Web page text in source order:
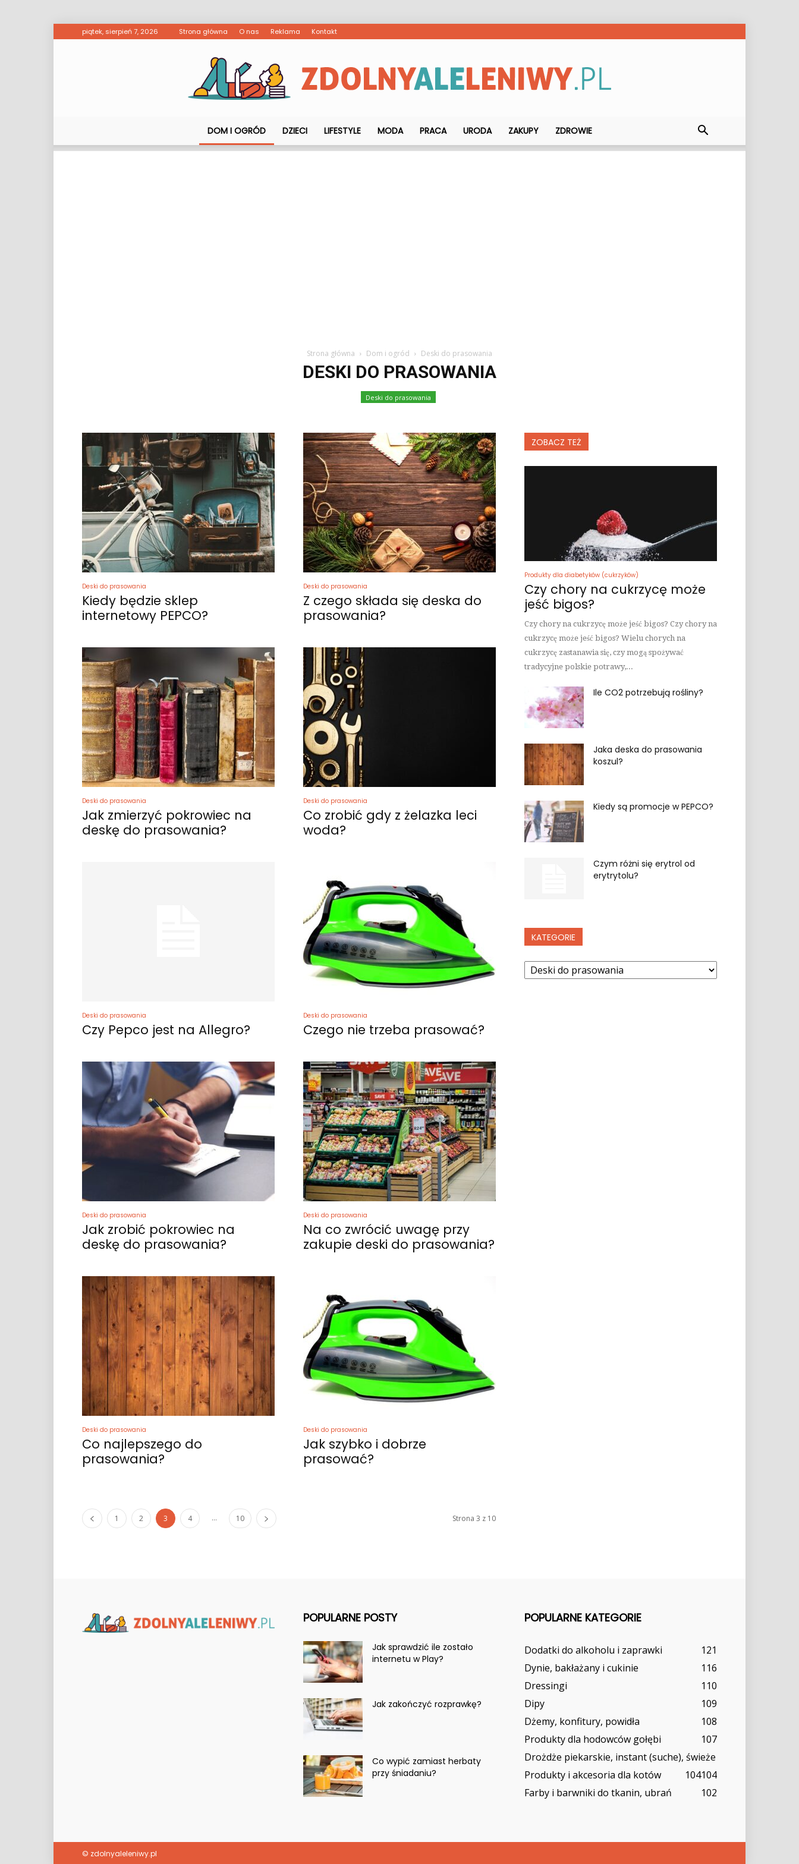
piątek, sierpień 7, 2026 Strona główna O nas Reklama Kontakt
ZdolnyAleLeniwy.pl
DOM I OGRÓD DZIECI LIFESTYLE MODA PRACA URODA ZAKUPY ZDROWIE
Strona główna Dom i ogród Deski do prasowania
DESKI DO PRASOWANIA
Deski do prasowania
Deski do prasowania
Kiedy będzie sklep
internetowy PEPCO?
Deski do prasowania
Z czego składa się deska do
prasowania?
Deski do prasowania
Jak zmierzyć pokrowiec na
deskę do prasowania?
Deski do prasowania
Co zrobić gdy z żelazka leci
woda?
Deski do prasowania
Czy Pepco jest na Allegro?
Deski do prasowania
Czego nie trzeba prasować?
Deski do prasowania
Jak zrobić pokrowiec na
deskę do prasowania?
Deski do prasowania
Na co zwrócić uwagę przy
zakupie deski do prasowania?
Deski do prasowania
Co najlepszego do
prasowania?
Deski do prasowania
Jak szybko i dobrze
prasować?
1 2 3 4 ... 10 Strona 3 z 10
ZOBACZ TEŻ
Produkty dla diabetyków (cukrzyków)
Czy chory na cukrzycę może
jeść bigos?
Czy chory na cukrzycę może jeść bigos? Czy chory na
cukrzycę może jeść bigos? Wielu chorych na
cukrzycę zastanawia się, czy mogą spożywać
tradycyjne polskie potrawy,...
Ile CO2 potrzebują rośliny?
Jaka deska do prasowania
koszul?
Kiedy są promocje w PEPCO?
Czym różni się erytrol od
erytrytolu?
KATEGORIE
Kategorie
POPULARNE POSTY
Jak sprawdzić ile zostało
internetu w Play?
Jak zakończyć rozprawkę?
Co wypić zamiast herbaty
przy śniadaniu?
POPULARNE KATEGORIE
Dodatki do alkoholu i zaprawki
121
Dynie, bakłażany i cukinie
116
Dressingi
110
Dipy
109
Dżemy, konfitury, powidła
108
Produkty dla hodowców gołębi
107
Drożdże piekarskie, instant (suche), świeże
104
Produkty i akcesoria dla kotów
104
Farby i barwniki do tkanin, ubrań
102
© zdolnyaleleniwy.pl